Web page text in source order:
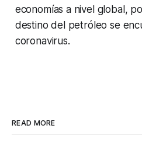
economías a nivel global,
destino del petróleo se
coronavirus.
READ MORE